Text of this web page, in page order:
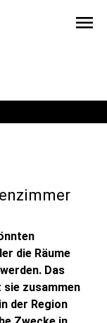
menu
die Räume
Das
zusammen
der Region